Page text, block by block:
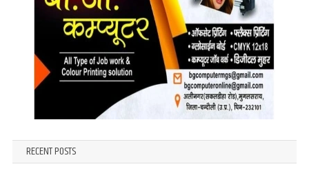
RECENT POSTS